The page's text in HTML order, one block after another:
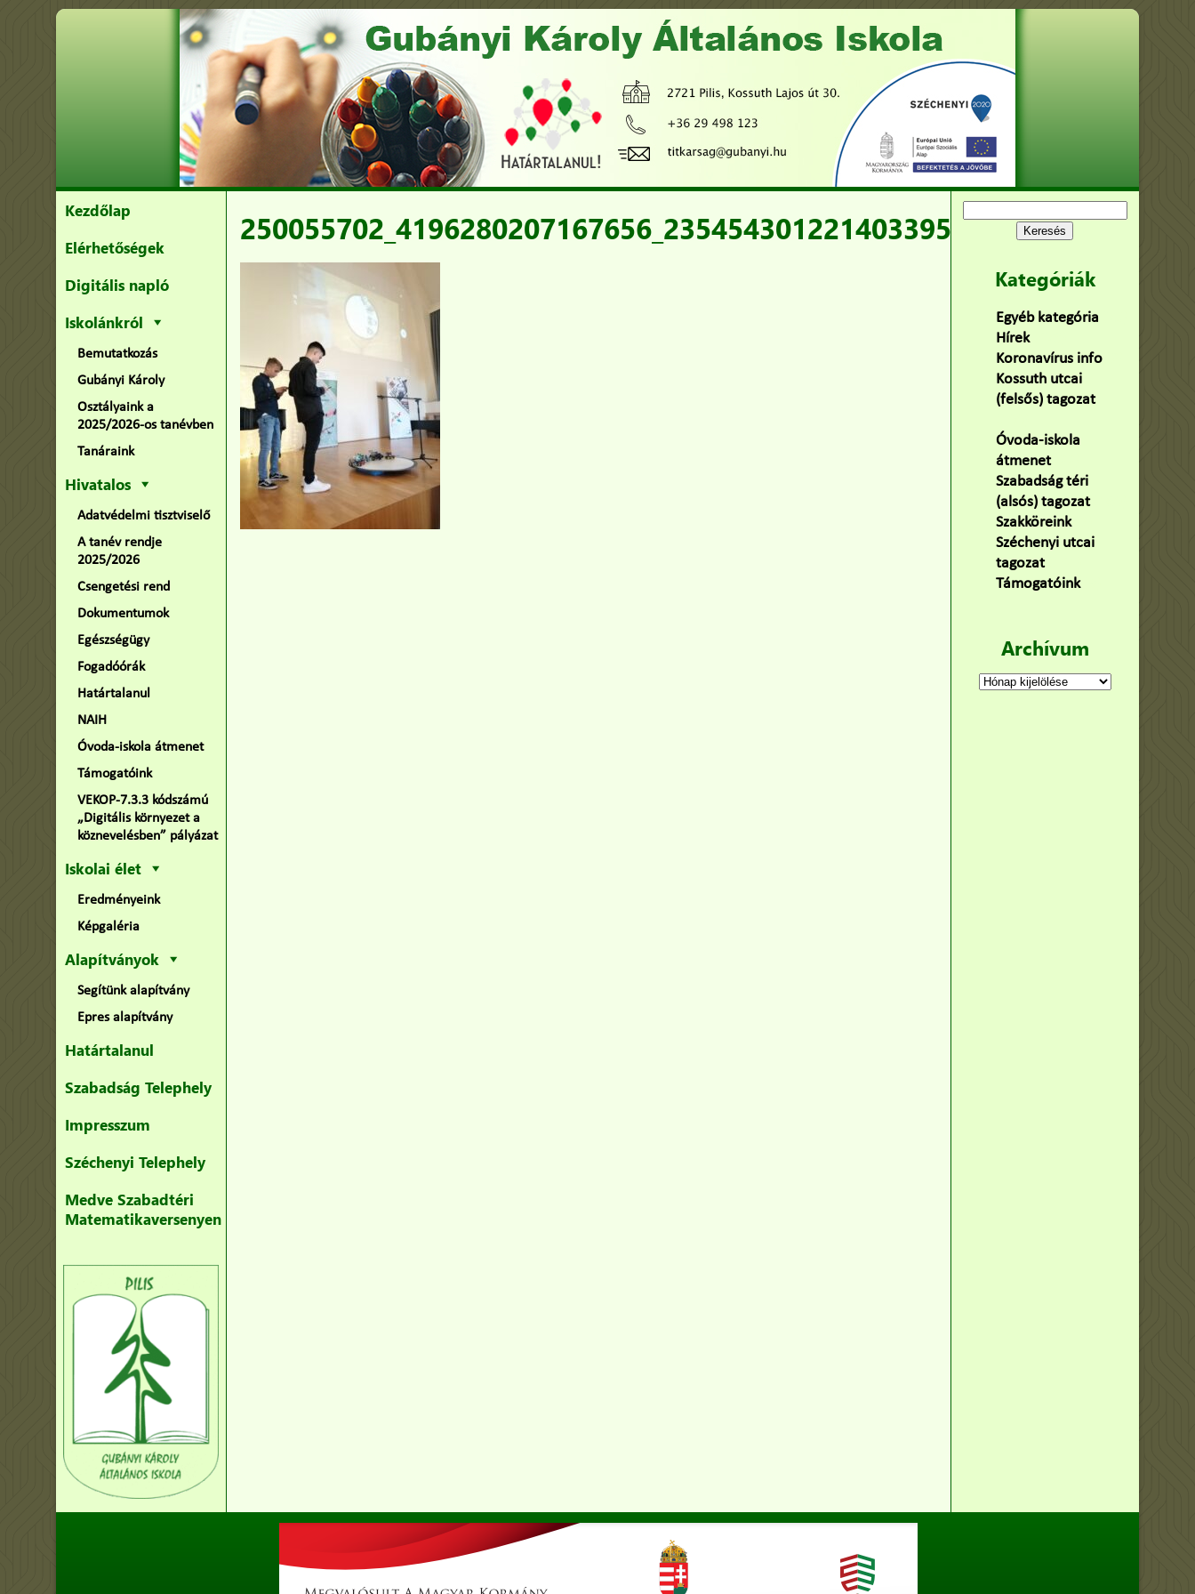
Kezdőlap
Elérhetőségek
Digitális napló
Iskolánkról
Bemutatkozás
Gubányi Károly
Osztályaink a
2025/2026-os tanévben
Tanáraink
Hivatalos
Adatvédelmi tisztviselő
A tanév rendje
2025/2026
Csengetési rend
Dokumentumok
Egészségügy
Fogadóórák
Határtalanul
NAIH
Óvoda-iskola átmenet
Támogatóink
VEKOP-7.3.3 kódszámú
„Digitális környezet a
köznevelésben” pályázat
Iskolai élet
Eredményeink
Képgaléria
Alapítványok
Segítünk alapítvány
Epres alapítvány
Határtalanul
Szabadság Telephely
Impresszum
Széchenyi Telephely
Medve Szabadtéri
Matematikaversenyen
250055702_4196280207167656_2354543012214033957_n
Kategóriák
Egyéb kategória
Hírek(478)
Koronavírus info(2)
Kossuth utcai
(felsős) tagozat
Óvoda-iskola
átmenet(22)
Szabadság téri
(alsós) tagozat(160)
Szakköreink(3)
Széchenyi utcai
tagozat(141)
Támogatóink(9)
Archívum
Archívum